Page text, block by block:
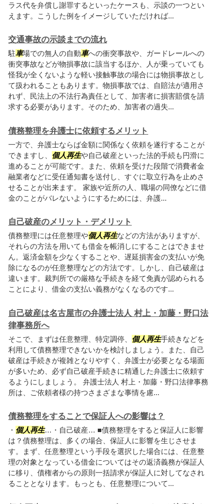
ラス代を弁償し謝罪するといったケースも、示談の一つとい
えます。こうした例をイメージしていただければ...
交通事故の示談までの流れ
駐車場での無人の自動車への衝突事故や、ガードレールへの
衝突事故などが物損事故に該当するほか、人が乗っていても
怪我が全くないような軽い接触事故の場合には物損事故とし
て扱われることもあります。物損事故では、自賠法が適用さ
れず、民法上の不法行為責任として、加害者に損害賠償を請
求する必要があります。そのため、加害者の過失...
債務整理を弁護士に依頼するメリット
一方で、弁護士ならば金額に関係なく依頼を遂行することが
できますし、 個人再生や自己破産といった法的手続も円滑に
進めることが可能です。また、依頼を受けた段階で消費者金
融業者などに受任通知書を送付し、すぐに取立行為を止めさ
せることが出来ます。 家族や近所の人、職場の同僚などに借
金のことがバレないようにするためには、弁護...
自己破産のメリット・デメリット
債務整理には任意整理や個人再生などの方法がありますが、
それらの方法を用いても借金を帳消しにすることはできませ
ん。返済金額を少なくすることや、遅延損害金の支払いが免
除になるのが任意整理などの方法です。しかし、自己破産は
違います。裁判所での厳格な手続きを経て免責が認められる
ことにより、借金の支払い義務がなくなるのです...
自己破産は名古屋市の弁護士法人 村上・加藤・野口法
律事務所へ
そこで、まずは任意整理、特定調停、 個人再生手続きなどを
利用して債務整理できないかを検討しましょう。また、自己
破産は手続きが複雑となりやすく、弁護士が必要となる場面
が多いため、必ず自己破産手続きに精通した弁護士に依頼す
るようにしましょう。 弁護士法人 村上・加藤・野口法律事務
所は、ご依頼者様の持つさまざまな事情を慮...
債務整理をすることで保証人への影響は？
・ 個人再生…・自己破産… ■債務整理をすると保証人に影響
は？債務整理は、多くの場合、保証人に影響を生じさせま
す。まず、任意整理という手段を選択した場合には、任意整
理の対象となっている借金についてはその返済義務が保証人
に移り、債権者からの原則一括請求が保証人に対してなされ
ることとなります。もっとも、任意整理について...